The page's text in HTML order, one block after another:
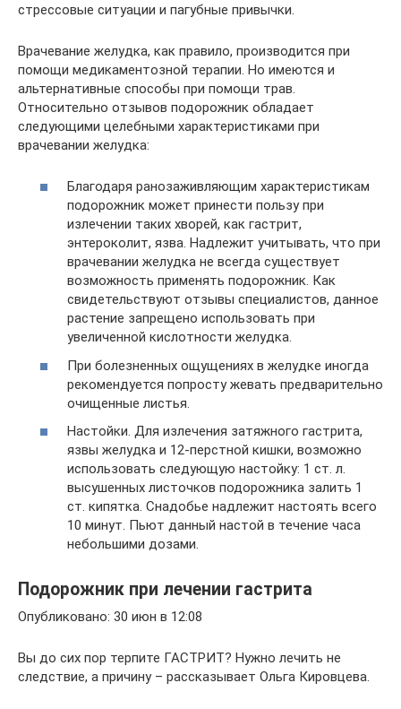
стрессовые ситуации и пагубные привычки.
Врачевание желудка, как правило, производится при
помощи медикаментозной терапии. Но имеются и
альтернативные способы при помощи трав.
Относительно отзывов подорожник обладает
следующими целебными характеристиками при
врачевании желудка:
Благодаря ранозаживляющим характеристикам
подорожник может принести пользу при
излечении таких хворей, как гастрит,
энтероколит, язва. Надлежит учитывать, что при
врачевании желудка не всегда существует
возможность применять подорожник. Как
свидетельствуют отзывы специалистов, данное
растение запрещено использовать при
увеличенной кислотности желудка.
При болезненных ощущениях в желудке иногда
рекомендуется попросту жевать предварительно
очищенные листья.
Настойки. Для излечения затяжного гастрита,
язвы желудка и 12-перстной кишки, возможно
использовать следующую настойку: 1 ст. л.
высушенных листочков подорожника залить 1
ст. кипятка. Снадобье надлежит настоять всего
10 минут. Пьют данный настой в течение часа
небольшими дозами.
Подорожник при лечении гастрита
Опубликовано: 30 июн в 12:08
Вы до сих пор терпите ГАСТРИТ? Нужно лечить не
следствие, а причину – рассказывает Ольга Кировцева.